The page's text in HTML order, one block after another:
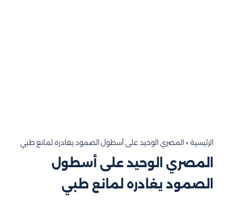
الرئيسية » المصري الوحيد على أسطول الصمود يغادره لمانع طبي
المصري الوحيد على أسطول
الصمود يغادره لمانع طبي